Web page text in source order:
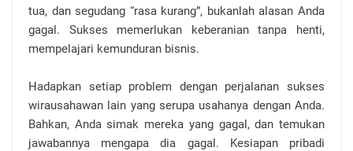
tua, dan segudang “rasa kurang”, bukanlah alasan Anda
gagal. Sukses memerlukan keberanian tanpa henti,
mempelajari kemunduran bisnis.
Hadapkan setiap problem dengan perjalanan sukses
wirausahawan lain yang serupa usahanya dengan Anda.
Bahkan, Anda simak mereka yang gagal, dan temukan
jawabannya mengapa dia gagal. Kesiapan pribadi